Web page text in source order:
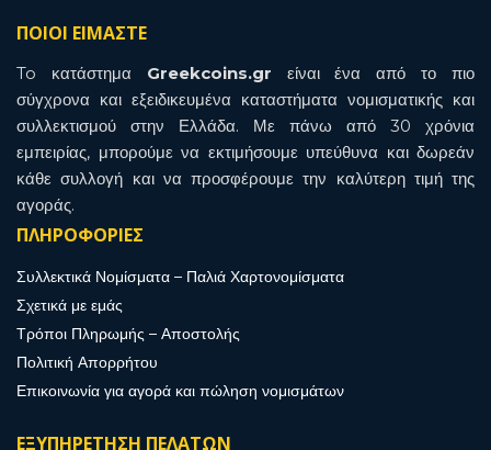
ΠΟΙΟΙ ΕΙΜΑΣΤΕ
To κατάστημα Greekcoins.gr είναι ένα από το πιο
σύγχρονα και εξειδικευμένα καταστήματα νομισματικής και
συλλεκτισμού στην Ελλάδα. Με πάνω από 30 χρόνια
εμπειρίας, μπορούμε να εκτιμήσουμε υπεύθυνα και δωρεάν
κάθε συλλογή και να προσφέρουμε την καλύτερη τιμή της
αγοράς.
ΠΛΗΡΟΦΟΡΙΕΣ
Συλλεκτικά Νομίσματα – Παλιά Χαρτονομίσματα
Σχετικά με εμάς
Τρόποι Πληρωμής – Αποστολής
Πολιτική Απορρήτου
Επικοινωνία για αγορά και πώληση νομισμάτων
ΕΞΥΠΗΡΕΤΗΣΗ ΠΕΛΑΤΩΝ